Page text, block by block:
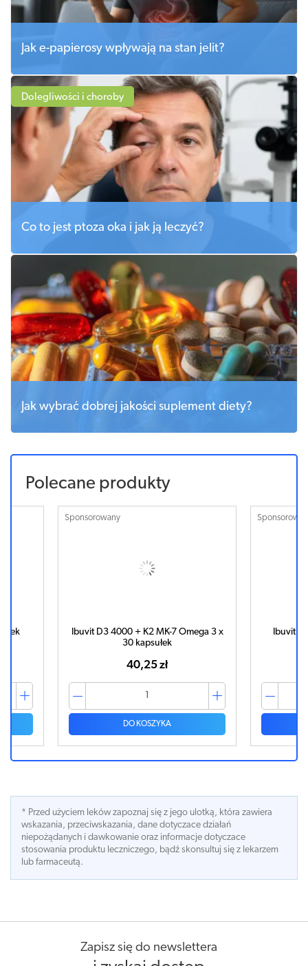
Jak e-papierosy wpływają na stan jelit?
Dolegliwości i choroby
Co to jest ptoza oka i jak ją leczyć?
Jak wybrać dobrej jakości suplement diety?
Polecane produkty
Sponsorowany
Ibuvit D3 4000 + K2 MK-7 Omega 3 x
30 kapsułek
40,25 zł
DO KOSZYKA
Ibuvit
* Przed użyciem leków zapoznaj się z jego ulotką, która zawiera
wskazania, przeciwskazania, dane dotyczace działań
niepożądanych i dawkowanie oraz informacje dotyczace
stosowania produktu leczniczego, bądź skonsultuj się z lekarzem
lub farmaceutą.
Zapisz się do newslettera